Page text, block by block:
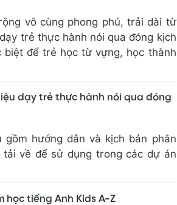
vô cùng phong phú, trải dài từ
trẻ thực hành nói qua đóng kịch
để trẻ học từ vựng, học thành
dạy trẻ thực hành nói qua đóng
hướng dẫn và kịch bản phân
về để sử dụng trong các dự án
học tiếng Anh Kids A-Z